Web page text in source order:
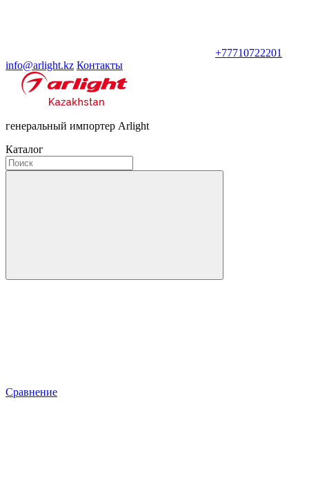
+77710722201
info@arlight.kz Контакты
генеральный импортер Arlight
Каталог
Сравнение